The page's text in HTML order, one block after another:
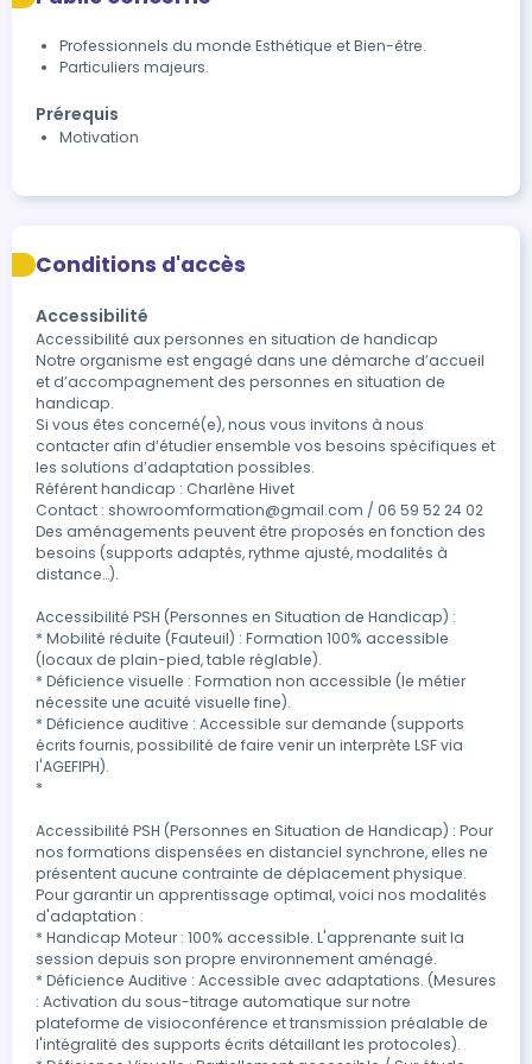
Professionnels du monde Esthétique et Bien-être.
Particuliers majeurs.
Prérequis
Motivation
Conditions d'accès
Accessibilité
Accessibilité aux personnes en situation de handicap
Notre organisme est engagé dans une démarche d’accueil
et d’accompagnement des personnes en situation de
handicap.
Si vous êtes concerné(e), nous vous invitons à nous
contacter afin d’étudier ensemble vos besoins spécifiques et
les solutions d’adaptation possibles.
Référent handicap : Charlène Hivet
Contact : showroomformation@gmail.com / 06 59 52 24 02
Des aménagements peuvent être proposés en fonction des
besoins (supports adaptés, rythme ajusté, modalités à
distance…).
Accessibilité PSH (Personnes en Situation de Handicap) :
* Mobilité réduite (Fauteuil) : Formation 100% accessible
(locaux de plain-pied, table réglable).
* Déficience visuelle : Formation non accessible (le métier
nécessite une acuité visuelle fine).
* Déficience auditive : Accessible sur demande (supports
écrits fournis, possibilité de faire venir un interprète LSF via
l'AGEFIPH).
*
Accessibilité PSH (Personnes en Situation de Handicap) : Pour
nos formations dispensées en distanciel synchrone, elles ne
présentent aucune contrainte de déplacement physique.
Pour garantir un apprentissage optimal, voici nos modalités
d'adaptation :
* Handicap Moteur : 100% accessible. L'apprenante suit la
session depuis son propre environnement aménagé.
* Déficience Auditive : Accessible avec adaptations. (Mesures
: Activation du sous-titrage automatique sur notre
plateforme de visioconférence et transmission préalable de
l'intégralité des supports écrits détaillant les protocoles).